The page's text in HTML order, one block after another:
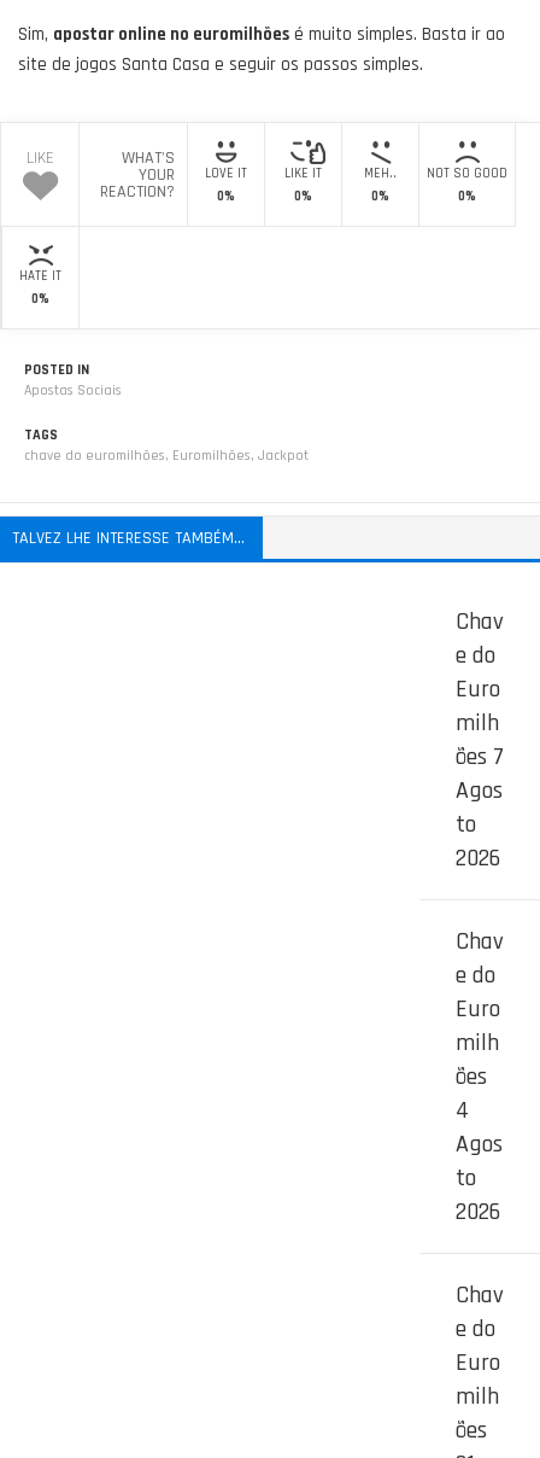
Sim, apostar online no euromilhões é muito simples. Basta ir ao
site de jogos Santa Casa e seguir os passos simples.
LIKE WHAT'S
YOUR
REACTION?
LOVE IT
0%
LIKE IT
0%
MEH..
0%
NOT SO GOOD
0%
HATE IT
0%
POSTED IN
Apostas Sociais
TAGS
chave do euromilhões, Euromilhões, Jackpot
TALVEZ LHE INTERESSE TAMBÉM...
Chav
e do
Euro
milh
ões 7
Agos
to
2026
Chav
e do
Euro
milh
ões
4
Agos
to
2026
Chav
e do
Euro
milh
ões